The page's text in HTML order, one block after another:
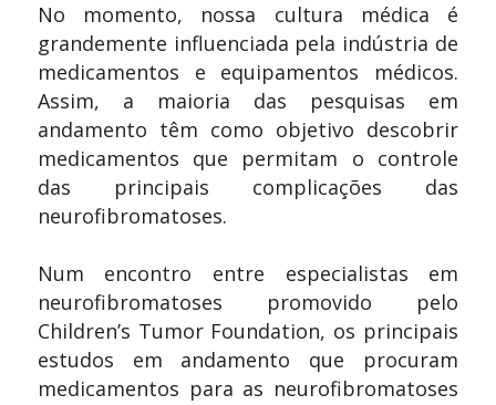
No momento, nossa cultura médica é
grandemente influenciada pela indústria de
medicamentos e equipamentos médicos.
Assim, a maioria das pesquisas em
andamento têm como objetivo descobrir
medicamentos que permitam o controle
das principais complicações das
neurofibromatoses.
Num encontro entre especialistas em
neurofibromatoses promovido pelo
Children’s Tumor Foundation, os principais
estudos em andamento que procuram
medicamentos para as neurofibromatoses